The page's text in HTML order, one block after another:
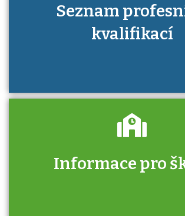
Seznam
kvalifikací
Informace pro
Zjistěte, jak se přihlásit ke